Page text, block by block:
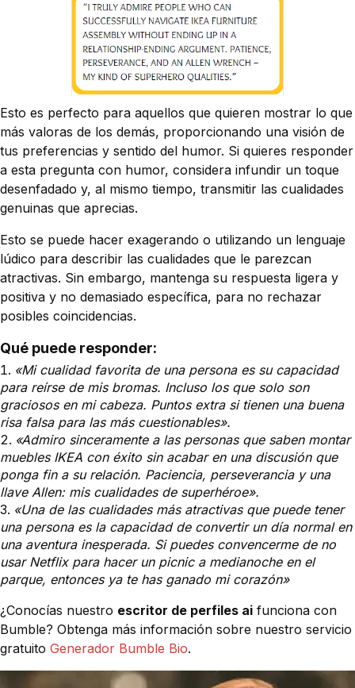
Esto es perfecto para aquellos que quieren mostrar lo que
más valoras de los demás, proporcionando una visión de
tus preferencias y sentido del humor. Si quieres responder
a esta pregunta con humor, considera infundir un toque
desenfadado y, al mismo tiempo, transmitir las cualidades
genuinas que aprecias.
Esto se puede hacer exagerando o utilizando un lenguaje
lúdico para describir las cualidades que le parezcan
atractivas. Sin embargo, mantenga su respuesta ligera y
positiva y no demasiado específica, para no rechazar
posibles coincidencias.
Qué puede responder:
«Mi cualidad favorita de una persona es su capacidad
para reírse de mis bromas. Incluso los que solo son
graciosos en mi cabeza. Puntos extra si tienen una buena
risa falsa para las más cuestionables».
«Admiro sinceramente a las personas que saben montar
muebles IKEA con éxito sin acabar en una discusión que
ponga fin a su relación. Paciencia, perseverancia y una
llave Allen: mis cualidades de superhéroe».
«Una de las cualidades más atractivas que puede tener
una persona es la capacidad de convertir un día normal en
una aventura inesperada. Si puedes convencerme de no
usar Netflix para hacer un picnic a medianoche en el
parque, entonces ya te has ganado mi corazón»
¿Conocías nuestro escritor de perfiles ai funciona con
Bumble? Obtenga más información sobre nuestro servicio
gratuito Generador Bumble Bio.